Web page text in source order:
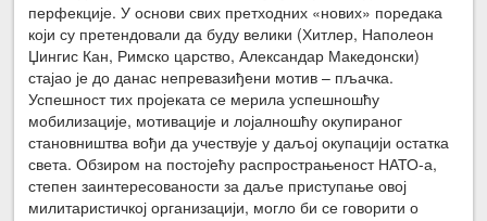
перфекције. У основи свих претходних «нових» поредака
који су претендовали да буду велики (Хитлер, Наполеон
Џингис Кан, Римско царство, Александар Македонски)
стајао је до данас непревазиђени мотив – пљачка.
Успешност тих пројеката се мерила успешношћу
мобилизације, мотивације и лојалношћу окупираног
становништва вођи да учествује у даљој окупацији остатка
света. Обзиром на постојећу распрострањеност НАТО-а,
степен заинтересованости за даље приступање овој
милитаристичкој организацији, могло би се говорити о